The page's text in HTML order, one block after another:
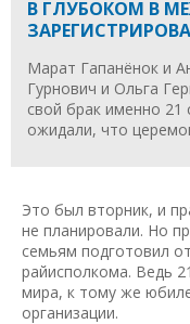
В ГЛУБОКОМ В
Марат Гапанёнок и
Гурнович и Ольга
свой брак именно 21
ожидали, что
Это был вторник, и
не планировали. Но
семьям подготовил
райисполкома. Ведь
мира, к тому же
организации.